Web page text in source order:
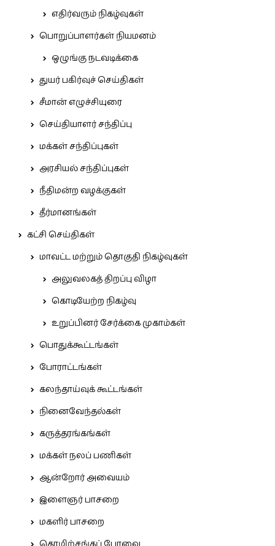
எதிர்வரும் நிகழ்வுகள்
பொறுப்பாளர்கள் நியமனம்
ஒழுங்கு நடவடிக்கை
துயர் பகிர்வுச் செய்திகள்
சீமான் எழுச்சியுரை
செய்தியாளர் சந்திப்பு
மக்கள் சந்திப்புகள்
அரசியல் சந்திப்புகள்
நீதிமன்ற வழக்குகள்
தீர்மானங்கள்
கட்சி செய்திகள்
மாவட்ட மற்றும் தொகுதி நிகழ்வுகள்
அலுவலகத் திறப்பு விழா
கொடியேற்ற நிகழ்வு
உறுப்பினர் சேர்க்கை முகாம்கள்
பொதுக்கூட்டங்கள்
போராட்டங்கள்
கலந்தாய்வுக் கூட்டங்கள்
நினைவேந்தல்கள்
கருத்தரங்கங்கள்
மக்கள் நலப் பணிகள்
ஆன்றோர் அவையம்
இளைஞர் பாசறை
மகளிர் பாசறை